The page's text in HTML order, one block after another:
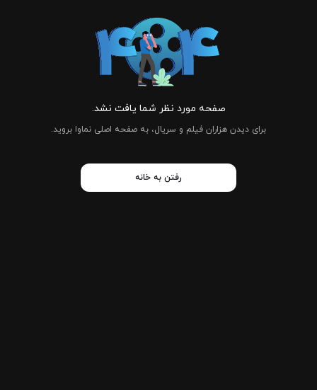
صفحه مورد نظر شما یافت نشد.
برای دیدن هزاران فیلم و سریال، به صفحه اصلی نماوا بروید.
رفتن به خانه